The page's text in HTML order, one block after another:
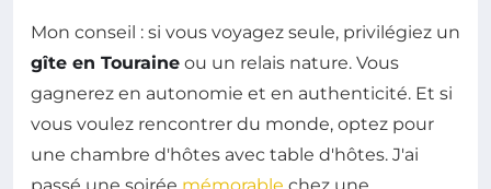
Mon conseil : si vous voyagez seule, privilégiez un
gîte en Touraine ou un relais nature. Vous
gagnerez en autonomie et en authenticité. Et si
vous voulez rencontrer du monde, optez pour
une chambre d'hôtes avec table d'hôtes. J'ai